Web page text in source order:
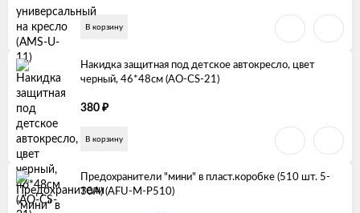
В корзину
Накидка защитная под детское автокресло, цвет
черный, 46*48см (AO-CS-21)
380 ₽
В корзину
Предохранители "мини" в пласт.коробке (510 шт. 5-
30А) (AFU-M-P510)